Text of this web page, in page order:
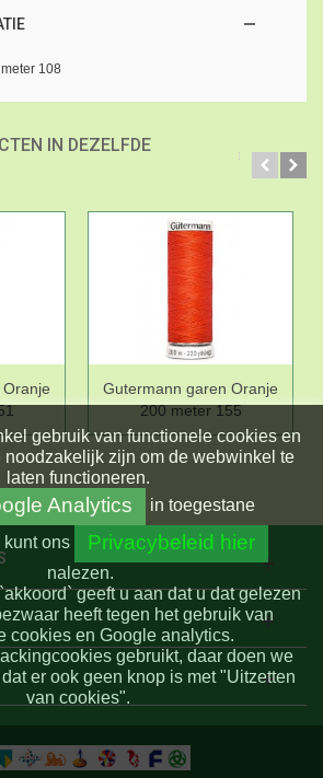
108
IN DEZELFDE
Gutermann garen Oranje
200 meter 155
gebruik van functionele cookies en
zijn om de webwinkel te
laten functioneren.
Analytics
in toegestane
kunt ons Privacybeleid hier
nalezen.
geeft u aan dat u dat gelezen
heeft tegen het gebruik van
cookies en Google analytics.
gebruikt, daar doen we
er ook geen knop is met "Uitzetten
van cookies".